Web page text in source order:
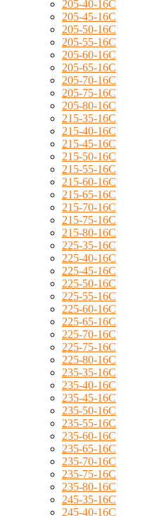
205-40-16C
205-45-16C
205-50-16C
205-55-16C
205-60-16C
205-65-16C
205-70-16C
205-75-16C
205-80-16C
215-35-16C
215-40-16C
215-45-16C
215-50-16C
215-55-16C
215-60-16C
215-65-16C
215-70-16C
215-75-16C
215-80-16C
225-35-16C
225-40-16C
225-45-16C
225-50-16C
225-55-16C
225-60-16C
225-65-16C
225-70-16C
225-75-16C
225-80-16C
235-35-16C
235-40-16C
235-45-16C
235-50-16C
235-55-16C
235-60-16C
235-65-16C
235-70-16C
235-75-16C
235-80-16C
245-35-16C
245-40-16C